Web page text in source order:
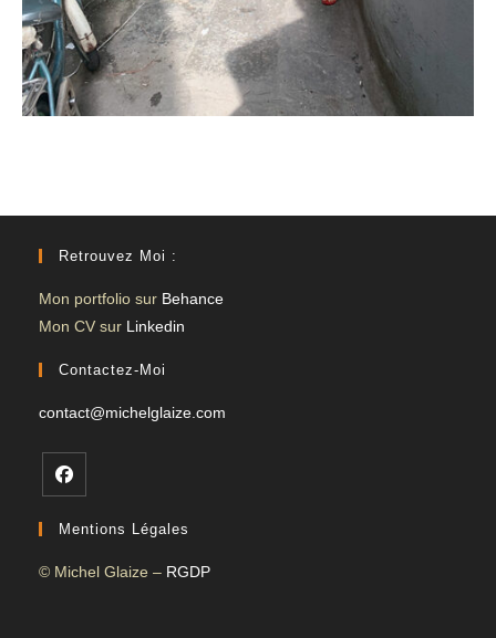
Retrouvez Moi :
Mon portfolio sur Behance
Mon CV sur Linkedin
Contactez-Moi
contact@michelglaize.com
dans
un
Mentions Légales
© Michel Glaize – RGDP